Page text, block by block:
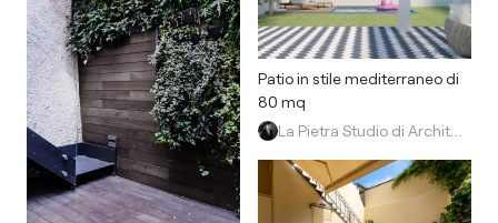
Patio in stile mediterraneo di
80 mq